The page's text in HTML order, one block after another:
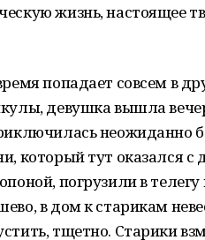
жизнь, настоящее
попадает совсем в
девушка вышла
неожиданно
который тут оказался
погрузили в
в дом к старикам
тщетно. Старики